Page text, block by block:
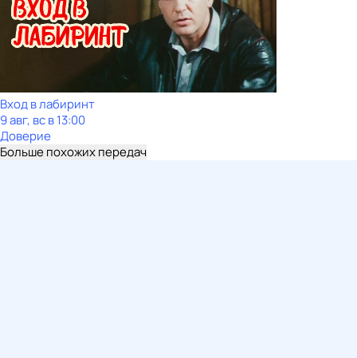
Вход в лабиринт
9 авг, вс в 13:00
Доверие
Больше похожих передач